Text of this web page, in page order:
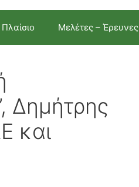
Μελέτες – Έρευνες
Δημήτρης
και